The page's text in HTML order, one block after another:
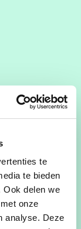
te
te bieden
Ook delen we
onze
analyse. Deze
traject zal
Vooral